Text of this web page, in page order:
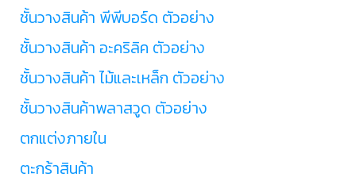
ชั้นวางสินค้า พีพีบอร์ด ตัวอย่าง
ชั้นวางสินค้า อะคริลิค ตัวอย่าง
ชั้นวางสินค้า ไม้และเหล็ก ตัวอย่าง
ชั้นวางสินค้าพลาสวูด ตัวอย่าง
ตกแต่งภายใน
ตะกร้าสินค้า